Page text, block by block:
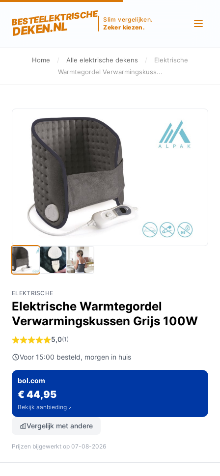
BESTEELEKTRISCHE
DEKEN.NL
Slim vergelijken.
Zeker kiezen.
Home / Alle elektrische dekens /
Elektrische
Warmtegordel Verwarmingskuss...
ELEKTRISCHE
Elektrische Warmtegordel
Verwarmingskussen Grijs 100W
5,0(1)
Voor 15:00 besteld, morgen in huis
bol.com
€ 44,95
Bekijk aanbieding
Vergelijk met andere
Prijzen bijgewerkt op 07-08-2026